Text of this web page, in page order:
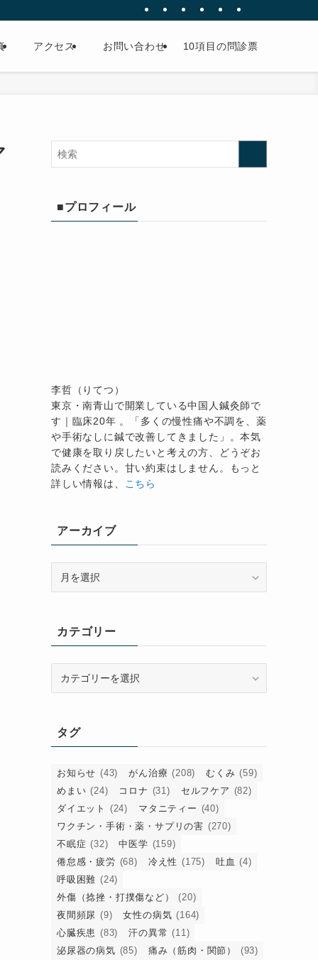
アクセス お問い合わせ 10項目の問診票
■プロフィール
李哲（りてつ）
東京・南青山で開業している中国人鍼灸師で
す｜臨床20年 。「多くの慢性痛や不調を、薬
や手術なしに鍼で改善してきました」。本気
で健康を取り戻したいと考えの方、どうぞお
読みください。甘い約束はしません。もっと
詳しい情報は、 こちら
アーカイブ
ブカテゴリー
ータグ
お知らせ (43) がん治療 (208) むくみ (59)
めまい (24) コロナ (31) セルフケア (82)
ダイエット
(24) マタニティー (40)
ワクチン・手術・薬・サプリの害 (270)
不眠症 (32) 中医学 (159)
倦怠感・疲労 (68) 冷え性 (175) 吐血 (4)
呼吸困難 (24)
外傷（捻挫・打撲傷など）
(20)
夜間頻尿 (9) 女性の病気 (164)
心臓疾患 (83) 汗の異常 (11)
泌尿器の病気 (85) 痛み（筋肉・関節）
(93)